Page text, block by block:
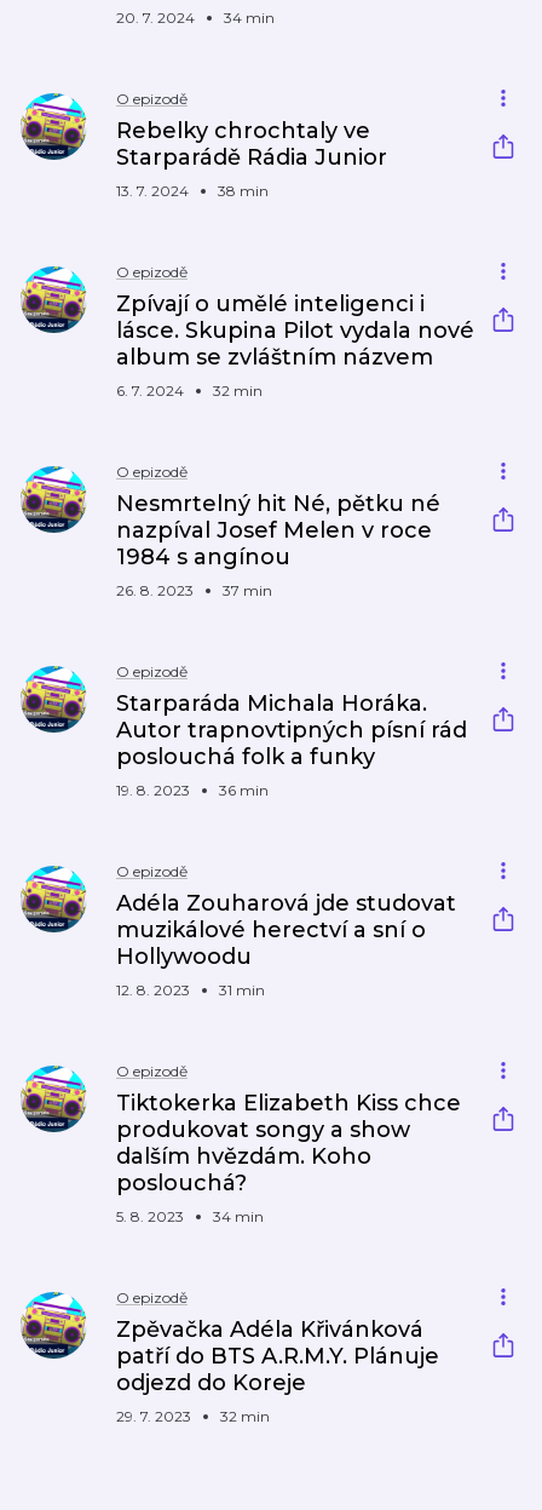
20. 7. 2024 34 min
O epizodě
Rebelky chrochtaly ve
Starparádě Rádia Junior
13. 7. 2024 38 min
O epizodě
Zpívají o umělé inteligenci i
lásce. Skupina Pilot vydala nové
album se zvláštním názvem
6. 7. 2024 32 min
O epizodě
Nesmrtelný hit Né, pětku né
nazpíval Josef Melen v roce
1984 s angínou
26. 8. 2023 37 min
O epizodě
Starparáda Michala Horáka.
Autor trapnovtipných písní rád
poslouchá folk a funky
19. 8. 2023 36 min
O epizodě
Adéla Zouharová jde studovat
muzikálové herectví a sní o
Hollywoodu
12. 8. 2023 31 min
O epizodě
Tiktokerka Elizabeth Kiss chce
produkovat songy a show
dalším hvězdám. Koho
poslouchá?
5. 8. 2023 34 min
O epizodě
Zpěvačka Adéla Křivánková
patří do BTS A.R.M.Y. Plánuje
odjezd do Koreje
29. 7. 2023 32 min